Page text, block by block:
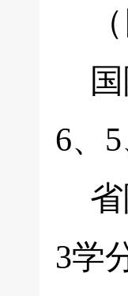
（
国
6、
省
3学